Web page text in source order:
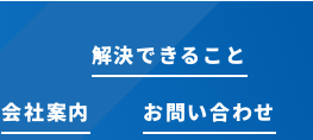
解決できること
会社案内 お問い合わせ